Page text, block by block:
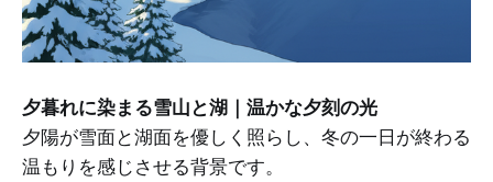
夕暮れに染まる雪山と湖｜温かな夕刻の光
夕陽が雪面と湖面を優しく照らし、冬の一日が終わる
温もりを感じさせる背景です。